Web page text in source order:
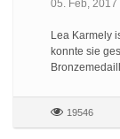
05. Feb, 2017
Lea Karmely
konnte sie
19546